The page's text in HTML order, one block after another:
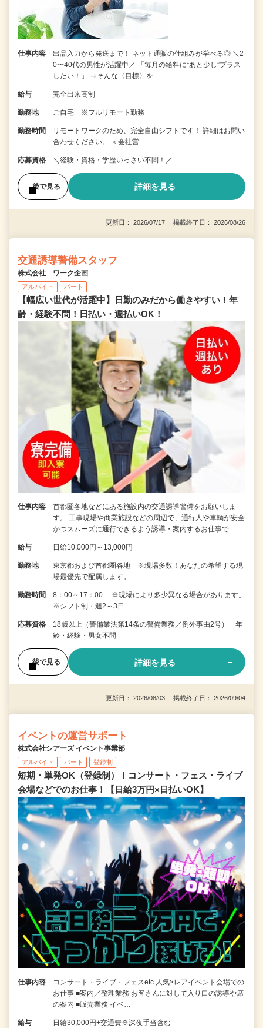
仕事内容
出品入力から発送まで！ ネット通販の仕組みが学べる◎ ＼2
0〜40代の男性が活躍中／ 「毎月の給料に“あと少し”プラス
したい！」 ⇒そんな〈目標〉を…
給与 完全出来高制
勤務地 ご自宅 ※フルリモート勤務
勤務時間
リモートワークのため、完全自由シフトです！ 詳細はお問い
合わせください。 ＜会社営…
応募資格 ＼経験・資格・学歴いっさい不問！／
後で見る 詳細を見る
更新日： 2026/07/17 掲載終了日： 2026/08/26
交通誘導警備スタッフ
株式会社 ワーク企画
アルバイト パート
【幅広い世代が活躍中】日勤のみだから働きやすい！年
齢・経験不問！日払い・週払いOK！
仕事内容
首都圏各地などにある施設内の交通誘導警備をお願いしま
す。 工事現場や商業施設などの周辺で、通行人や車輌が安全
かつスムーズに通行できるよう誘導・案内するお仕事で…
給与 日給10,000円～13,000円
勤務地
東京都および首都圏各地 ※現場多数！あなたの希望する現
場最優先で配属します。
勤務時間
8：00～17：00 ※現場により多少異なる場合があります。
※シフト制・週2～3日…
応募資格
18歳以上（警備業法第14条の警備業務／例外事由2号） 年
齢・経験・男女不問
後で見る 詳細を見る
更新日： 2026/08/03 掲載終了日： 2026/09/04
イベントの運営サポート
株式会社シアーズ イベント事業部
アルバイト パート 登録制
短期・単発OK（登録制）！コンサート・フェス・ライブ
会場などでのお仕事！【日給3万円×日払いOK】
仕事内容
コンサート・ライブ・フェスetc 人気×レアイベント会場での
お仕事 ■案内／整理業務 お客さんに対して入り口の誘導や席
の案内 ■販売業務 イベ…
給与 日給30,000円+交通費※深夜手当含む